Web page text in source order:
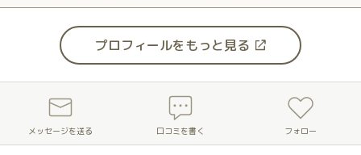
プロフィールをもっと見る
メッセージを送る 口コミを書く フォロー